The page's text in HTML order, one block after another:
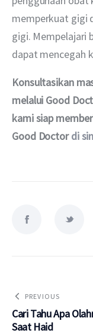
memperkuat gigi
gigi. Mempelajari
dapat mencegah
Konsultasikan
melalui Good
kami siap
Good Doctor di
PREVIOUS
Cari Tahu Apa
Saat Haid